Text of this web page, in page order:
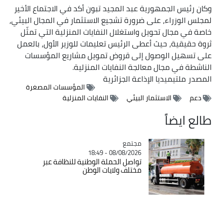
وكان رئيس الجمهورية عبد المجيد تبون أكد في الاجتماع الأخير
لمجلس الوزراء، على ضرورة تشجيع الاستثمار في المجال البيئي،
خاصة في مجال تحويل واستغلال النفايات المنزلية التي تمثّل
ثروة حقيقية، حيث أعطى الرئيس تعليمات للوزير الأول، بالعمل
على تسهيل الوصول إلى قروض تمويل مشاريع المؤسسات
الناشطة في مجال معالجة النفايات المنزلية.
المصدرملتيميديا الإذاعة الجزائرية
المؤسسات المصغرة
دعم
الاستثمار البيئي النفايات المنزلية
طالع ايضاً
Catégorie
مجتمع
08/08/2026 - 18:49
تواصل الحملة الوطنية للنظافة عبر
مختلف ولايات الوطن